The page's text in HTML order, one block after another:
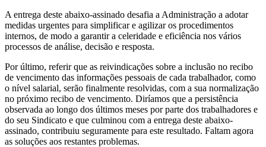
A entrega deste abaixo-assinado desafia a Administração a adotar
medidas urgentes para simplificar e agilizar os procedimentos
internos, de modo a garantir a celeridade e eficiência nos vários
processos de análise, decisão e resposta.
Por último, referir que as reivindicações sobre a inclusão no recibo
de vencimento das informações pessoais de cada trabalhador, como
o nível salarial, serão finalmente resolvidas, com a sua normalização
no próximo recibo de vencimento. Diríamos que a persistência
observada ao longo dos últimos meses por parte dos trabalhadores e
do seu Sindicato e que culminou com a entrega deste abaixo-
assinado, contribuiu seguramente para este resultado. Faltam agora
as soluções aos restantes problemas.